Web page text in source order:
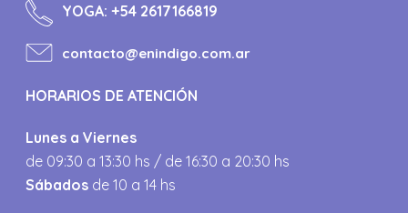
YOGA:+54 2617166819
contacto@enindigo.com.ar
HORARIOS DE ATENCIÓN
Lunes a Viernes
de 09:30 a 13:30 hs / de 16:30 a 20:30 hs
Sábados de 10 a 14 hs